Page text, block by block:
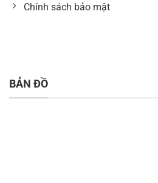
Chính sách bảo mật
BẢN ĐỒ